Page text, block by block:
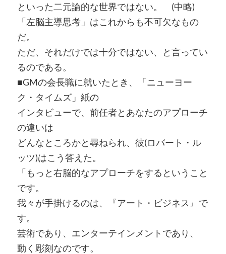
といった二元論的な世界ではない。 (中略)
「左脳主導思考」はこれからも不可欠なもの
だ。
ただ、それだけでは十分ではない、と言ってい
るのである。
■GMの会長職に就いたとき、「ニューヨー
ク・タイムズ」紙の
インタビューで、前任者とあなたのアプローチ
の違いは
どんなところかと尋ねられ、彼(ロバート・ル
ッツ)はこう答えた。
「もっと右脳的なアプローチをするということ
です。
我々が手掛けるのは、『アート・ビジネス』で
す。
芸術であり、エンターテインメントであり、
動く彫刻なのです。